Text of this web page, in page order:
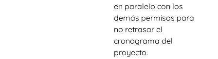
en paralelo con los
demás permisos para
no retrasar el
cronograma del
proyecto.